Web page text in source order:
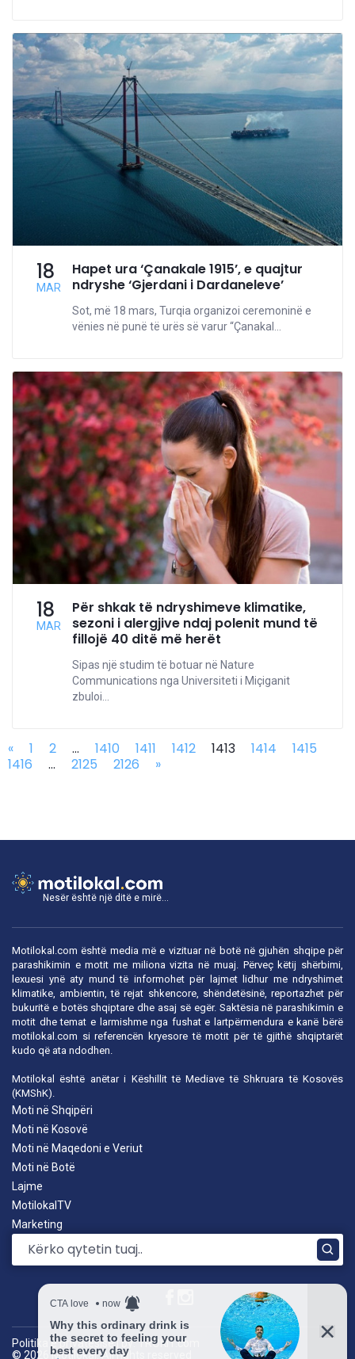
18
MAR
Hapet ura ‘Çanakale 1915’, e quajtur
ndryshe ‘Gjerdani i Dardaneleve’
Sot, më 18 mars, Turqia organizoi ceremoninë e
vënies në punë të urës së varur “Çanakal...
18
MAR
Për shkak të ndryshimeve klimatike,
sezoni i alergjive ndaj polenit mund të
fillojë 40 ditë më herët
Sipas një studim të botuar në Nature
Communications nga Universiteti i Miçiganit
zbuloi...
« 1 2 ... 1410 1411 1412 1413 1414
1415
1416
... 2125 2126 »
Nesër është një ditë e mirë...
Motilokal.com është media më e vizituar në botë në gjuhën shqipe për
parashikimin e motit me miliona vizita në muaj. Përveç këtij shërbimi,
lexuesi ynë aty mund të informohet për lajmet lidhur me ndryshimet
klimatike, ambientin, të rejat shkencore, shëndetësinë, reportazhet për
bukuritë e botës shqiptare dhe asaj së egër. Saktësia në parashikimin e
motit dhe temat e larmishme nga fushat e lartpërmendura e kanë bërë
motilokal.com si referencën kryesore të motit për të gjithë shqiptarët
kudo që ata ndodhen.
Motilokal është anëtar i Këshillit të Mediave të Shkruara të Kosovës
(KMShK).
Moti në Shqipëri
Moti në Kosovë
Moti në Maqedoni e Veriut
Moti në Botë
Lajme
MotilokalTV
Marketing
© 2026 Motilokal. All rights reserved
Politika e privatësisë| by: TROKIT.com